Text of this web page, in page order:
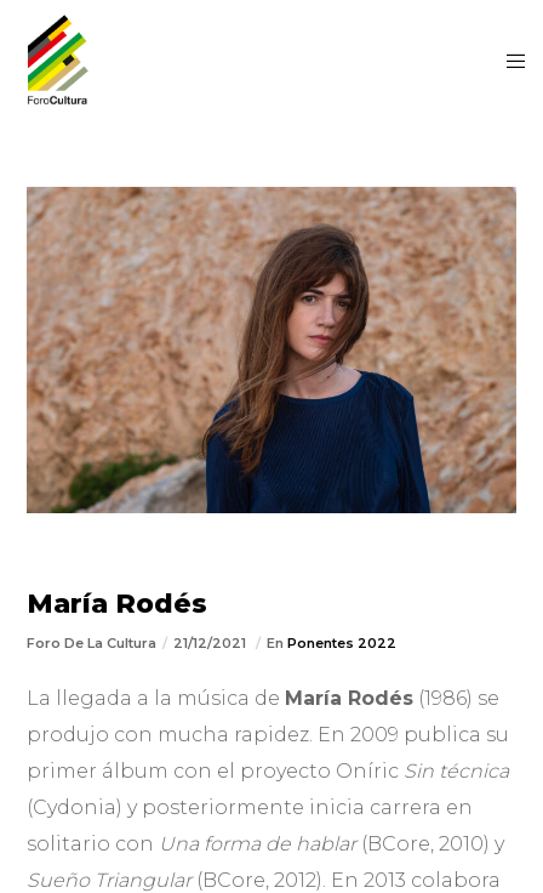
María Rodés
Foro De La Cultura 21/12/2021 EnPonentes 2022
La llegada a la música de María Rodés (1986) se
produjo con mucha rapidez. En 2009 publica su
primer álbum con el proyecto Oníric Sin técnica
(Cydonia) y posteriormente inicia carrera en
solitario con Una forma de hablar(BCore, 2010) y
Sueño Triangular (BCore, 2012). En 2013 colabora